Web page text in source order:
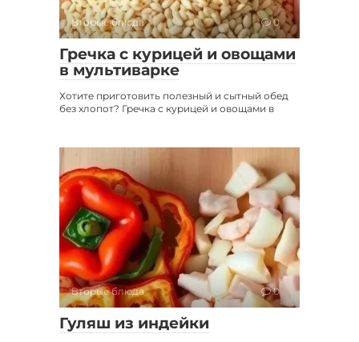
Вторые блюда 0
Гречка с курицей и овощами
в мультиварке
Хотите приготовить полезный и сытный обед
без хлопот? Гречка с курицей и овощами в
Вторые блюда 0
Гуляш из индейки